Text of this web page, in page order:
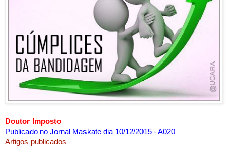
Doutor Imposto
Publicado no Jornal Maskate dia 10/12/2015 - A020
Artigos publicados